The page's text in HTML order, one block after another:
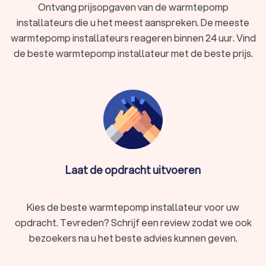
Besparen met een warmtepomp installateur
in Asse
algehele energie-efficiëntie van uw woning. Over het
algemenaal kunnen besparingen variëren, maar veel
huishoudens zien een reductie van 20% tot 40% op hun
energierekeningen. Deze besparingen worden vooral behaald
door de hogere efficiëntie van warmtepompen in vergelijking
Warmtepomp installateurs bij Trustlocal
Het laten installeren van een warmtepomp is een grote
investering. Het is daarom belangrijk om de juiste keuze te
maken. Bent u op zoek naar een professionele warmtepomp
Ontvang prijsopgaven van de warmtepomp
installateurs die u het meest aanspreken. De meeste
warmtepomp installateurs reageren binnen 24 uur. Vind
de beste warmtepomp installateur met de beste prijs.
Laat de opdracht uitvoeren
Kies de beste warmtepomp installateur voor uw
opdracht. Tevreden? Schrijf een review zodat we ook
bezoekers na u het beste advies kunnen geven.